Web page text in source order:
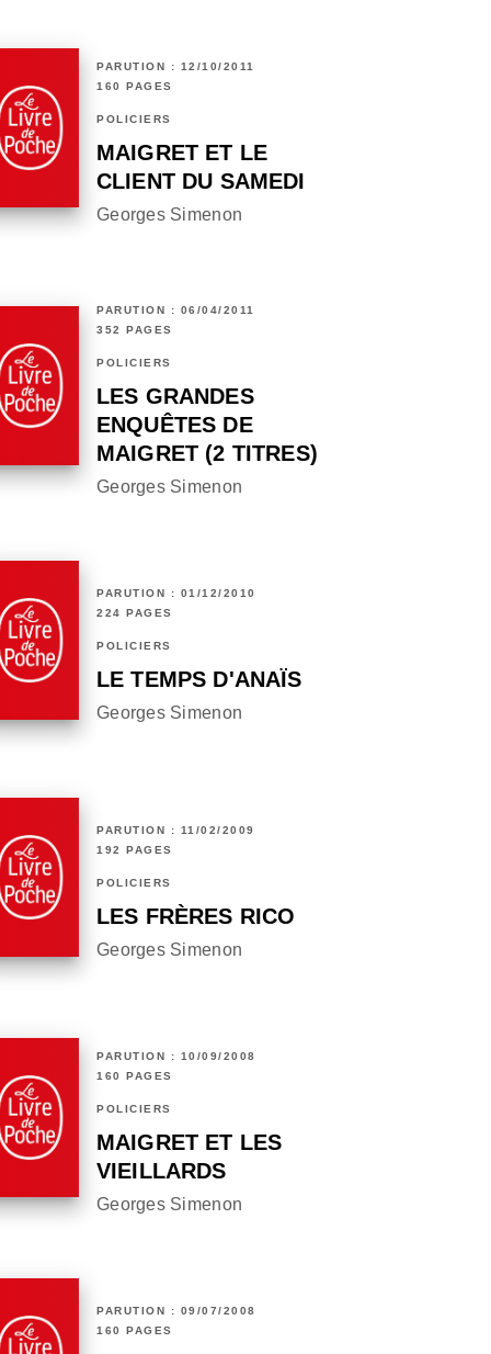
PARUTION : 12/10/2011
160 PAGES
POLICIERS
MAIGRET ET LE
CLIENT DU SAMEDI
Georges Simenon
PARUTION : 06/04/2011
352 PAGES
POLICIERS
LES GRANDES
ENQUÊTES DE
MAIGRET (2 TITRES)
Georges Simenon
PARUTION : 01/12/2010
224 PAGES
POLICIERS
LE TEMPS D'ANAÏS
Georges Simenon
PARUTION : 11/02/2009
192 PAGES
POLICIERS
LES FRÈRES RICO
Georges Simenon
PARUTION : 10/09/2008
160 PAGES
POLICIERS
MAIGRET ET LES
VIEILLARDS
Georges Simenon
PARUTION : 09/07/2008
160 PAGES